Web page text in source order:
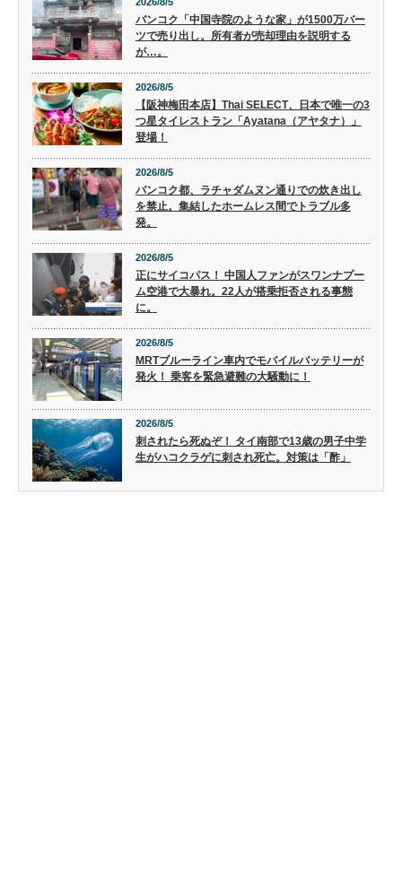
バンコク「中国寺院のような家」が1500万バー
ツで売り出し。所有者が売却理由を説明する
が…。
2026/8/5
【阪神梅田本店】Thai SELECT、日本で唯一の3
つ星タイレストラン「Ayatana（アヤタナ）」
登場！
2026/8/5
バンコク都、ラチャダムヌン通りでの炊き出し
を禁止。集結したホームレス間でトラブル多
発。
2026/8/5
正にサイコパス！ 中国人ファンがスワンナプー
ム空港で大暴れ。22人が搭乗拒否される事態
に。
2026/8/5
MRTブルーライン車内でモバイルバッテリーが
発火！ 乗客を緊急避難の大騒動に！
2026/8/5
刺されたら死ぬぞ！ タイ南部で13歳の男子中学
生がハコクラゲに刺され死亡。対策は「酢」